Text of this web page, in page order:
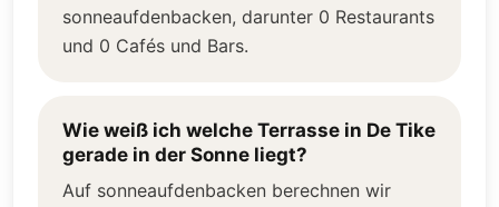
sonneaufdenbacken, darunter 0 Restaurants
und 0 Cafés und Bars.
Wie weiß ich welche Terrasse in De Tike
gerade in der Sonne liegt?
Auf sonneaufdenbacken berechnen wir